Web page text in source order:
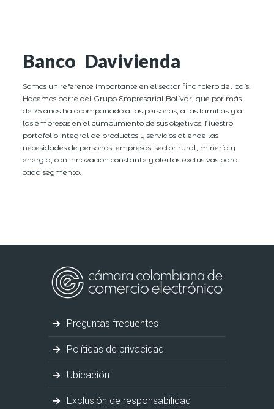
Banco Davivienda
Somos un referente importante en el sector financiero del país.
Hacemos parte del Grupo Empresarial Bolívar, que por más
de 75 años ha acompañado a las personas, a las familias y a
las empresas en el cumplimiento de sus objetivos. Nuestro
portafolio integral de productos y servicios atiende las
necesidades de personas, empresas, sector rural, minería y
energía, con innovación constante y ofertas exclusivas para
cada segmento.
Preguntas frecuentes
Políticas de privacidad
Ubicación
Exclusión de responsabilidad